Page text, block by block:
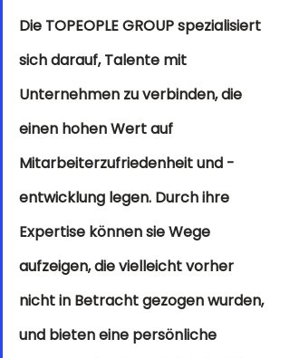
Die TOPEOPLE GROUP spezialisiert
sich darauf, Talente mit
Unternehmen zu verbinden, die
einen hohen Wert auf
Mitarbeiterzufriedenheit und -
entwicklung legen. Durch ihre
Expertise können sie Wege
aufzeigen, die vielleicht vorher
nicht in Betracht gezogen wurden,
und bieten eine persönliche